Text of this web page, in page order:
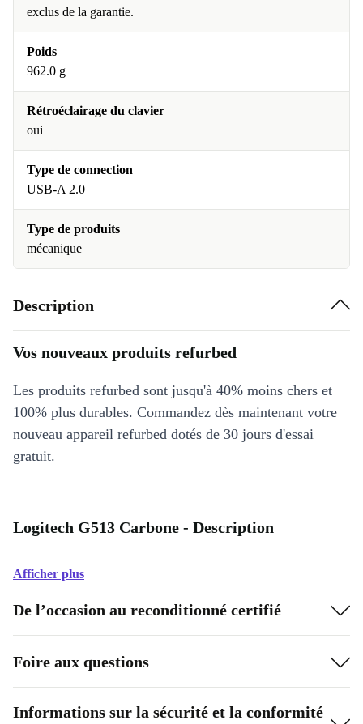
exclus de la garantie.
Poids
962.0 g
Rétroéclairage du clavier
oui
Type de connection
USB-A 2.0
Type de produits
mécanique
Description
Vos nouveaux produits refurbed
Les produits refurbed sont jusqu'à 40% moins chers et
100% plus durables. Commandez dès maintenant votre
nouveau appareil refurbed dotés de 30 jours d'essai
gratuit.
Logitech G513 Carbone - Description
Afficher plus
De l’occasion au reconditionné certifié
Foire aux questions
Informations sur la sécurité et la conformité